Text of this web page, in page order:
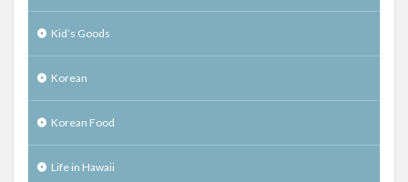
Kid’s Goods
Korean
Korean Food
Life in Hawaii